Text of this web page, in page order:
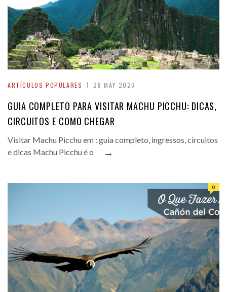
ARTÍCULOS POPULARES 28 MAY 2026
GUIA COMPLETO PARA VISITAR MACHU PICCHU: DICAS,
CIRCUITOS E COMO CHEGAR
Visitar Machu Picchu em : guia completo, ingressos, circuitos
e dicas Machu Picchu é o
→
0